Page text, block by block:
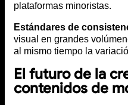
plataformas minoristas.
Estándares de
visual en grandes
al mismo tiempo la
El futuro de la
contenidos de